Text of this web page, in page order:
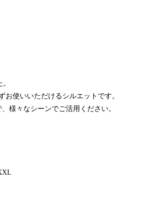
。
お使いいただけるシルエットです。
様々なシーンでご活用ください。